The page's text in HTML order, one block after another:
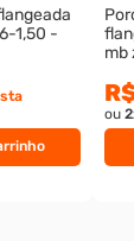
mb
ou 2